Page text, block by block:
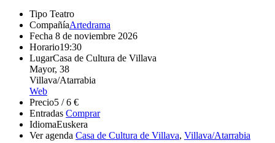
Tipo Teatro
CompañíaArtedrama
Fecha 8 de noviembre 2026
Horario19:30
LugarCasa de Cultura de Villava
Mayor, 38
Villava/Atarrabia
Web
Precio5 / 6 €
Entradas Comprar
IdiomaEuskera
Ver agenda Casa de Cultura de Villava, Villava/Atarrabia